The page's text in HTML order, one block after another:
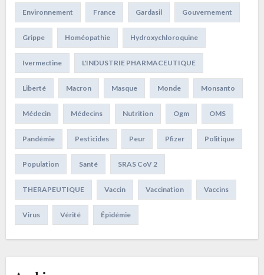
Environnement France Gardasil Gouvernement
Grippe Homéopathie Hydroxychloroquine
Ivermectine L'INDUSTRIE PHARMACEUTIQUE
Liberté Macron Masque Monde Monsanto
Médecin Médecins Nutrition Ogm OMS
Pandémie Pesticides Peur Pfizer Politique
Population Santé SRAS CoV 2
THERAPEUTIQUE Vaccin Vaccination Vaccins
Virus Vérité Épidémie